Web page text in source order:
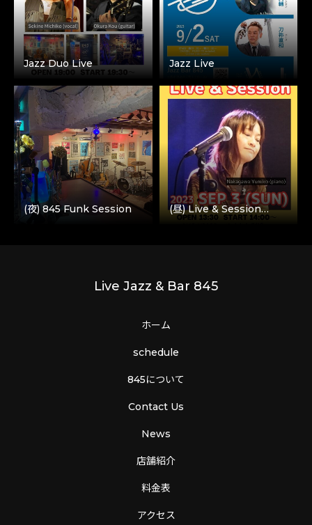
Jazz Duo Live Jazz Live
(夜) 845 Funk Session (昼) Live & Session…
Live Jazz & Bar 845
ホーム
schedule
845について
Contact Us
News
店舗紹介
料金表
アクセス